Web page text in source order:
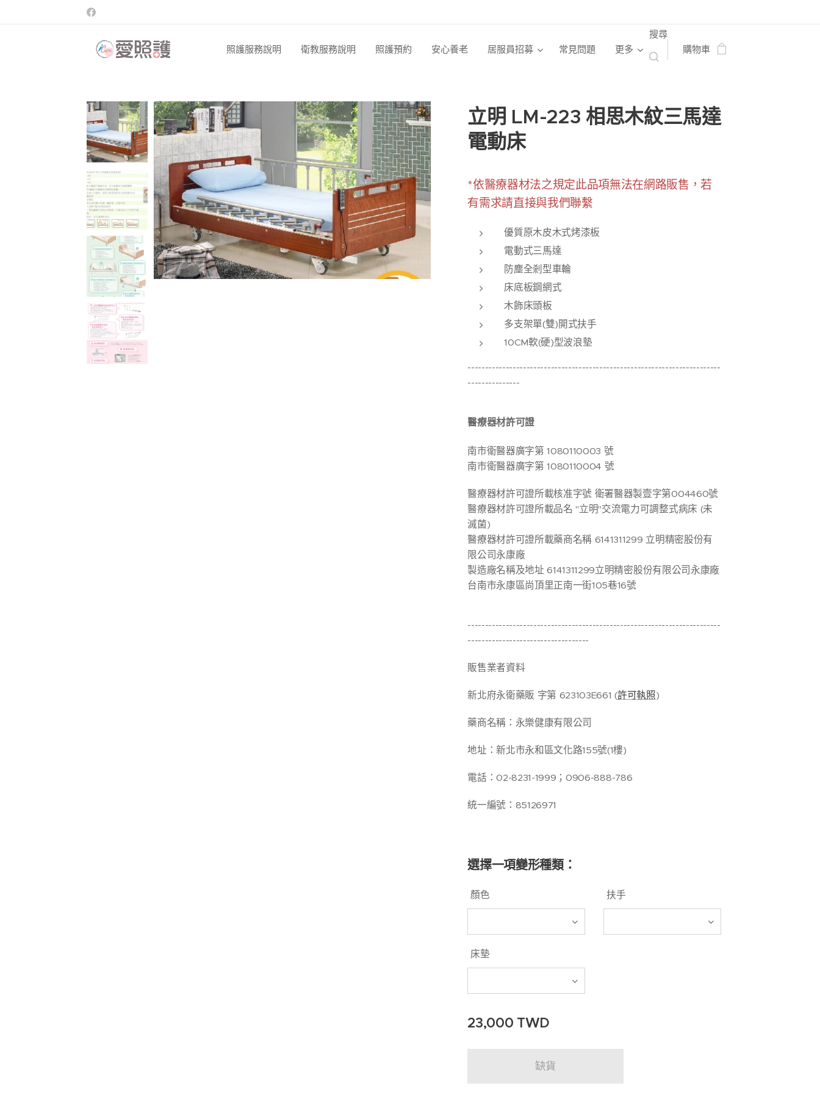
照護服務說明 衛教服務說明 照護預約 安心養老 居服員招募 常見問題 更多
搜尋
購物車
立明 LM-223 相思木紋三馬達
電動床
*依醫療器材法之規定此品項無法在網路販售，若
有需求請直接與我們聯繫
優質原木皮木式烤漆板
電動式三馬達
防塵全剎型車輪
床底板鋼網式
木飾床頭板
多支架單(雙)開式扶手
10CM軟(硬)型波浪墊
-------------------------------------------------------------------------
---------------
醫療器材許可證
南市衛醫器廣字第 1080110003 號
南市衛醫器廣字第 1080110004 號
醫療器材許可證所載核准字號 衛署醫器製壹字第004460號
醫療器材許可證所載品名 "立明"交流電力可調整式病床 (未
滅菌)
醫療器材許可證所載藥商名稱 6141311299 立明精密股份有
限公司永康廠
製造廠名稱及地址 6141311299立明精密股份有限公司永康廠
台南市永康區尚頂里正南一街105巷16號
-------------------------------------------------------------------------
-----------------------------------
販售業者資料
新北府永衛藥販 字第 623103E661 (許可執照)
藥商名稱：永樂健康有限公司
地址：新北市永和區文化路155號(1樓)
電話：02-8231-1999；0906-888-786
統一編號：85126971
選擇一項變形種類：
顏色 扶手
床墊
23,000 TWD
缺貨